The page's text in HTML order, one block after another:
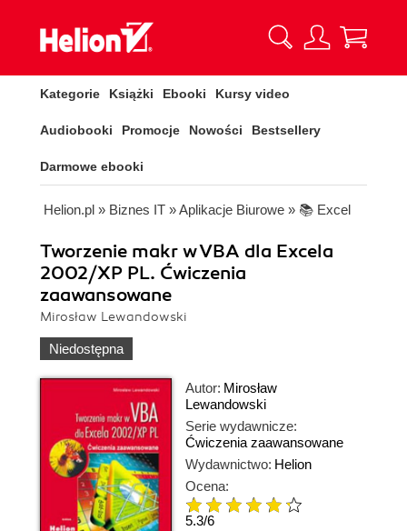
Kategorie Książki Ebooki Kursy video
Audiobooki Promocje Nowości Bestsellery
Darmowe ebooki
Helion.pl » Biznes IT »Aplikacje Biurowe » 📚 Excel
Tworzenie makr w VBA dla Excela
2002/XP PL. Ćwiczenia
zaawansowane
Mirosław Lewandowski
Niedostępna
Autor: Mirosław
Lewandowski
Serie wydawnicze:
Ćwiczenia zaawansowane
Wydawnictwo: Helion
Ocena:
5.3/6